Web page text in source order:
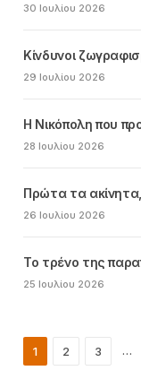
30 Ιουλίου 2026
Κίνδυνοι
29 Ιουλίου 2026
Η Νικόπολη που
28 Ιουλίου 2026
Πρώτα τα
26 Ιουλίου 2026
Το τρένο της
25 Ιουλίου 2026
1 2 3 …